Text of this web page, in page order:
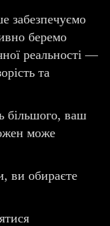
забезпечуємо
беремо
реальності —
та
більшого, ваш
може
ви обираєте